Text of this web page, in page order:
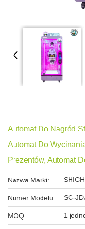
Automat Do Nagród
Automat Do
Prezentów, Automat
Nazwa Marki:
Numer Modelu: SC-
MOQ: 1